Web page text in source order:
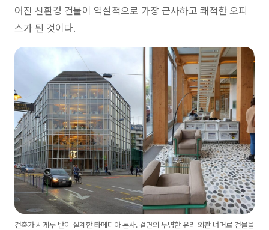
어진 친환경 건물이 역설적으로 가장 근사하고 쾌적한 오피
스가 된 것이다.
건축가 시게루 반이 설계한 타메디아 본사. 겉면의 투명한 유리 외관 너머로 건물을